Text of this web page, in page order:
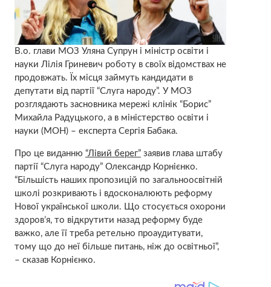
В.о. глави МОЗ Уляна Супрун і міністр освіти і
науки Лілія Гриневич роботу в своїх відомствах не
продовжать. Їх місця займуть кандидати в
депутати від партії “Слуга народу”. У МОЗ
розглядають засновника мережі клінік “Борис”
Михайла Радуцького, а в міністерство освіти і
науки (МОН) – експерта Сергія Бабака.
Про це виданню “Лівий берег”заявив глава штабу
партії “Слуга народу” Олександр Корнієнко.
“Більшість наших пропозицій по загальноосвітній
школі розкривають і вдосконалюють реформу
Нової української школи. Що стосується охорони
здоров’я, то відкрутити назад реформу буде
важко, але її треба ретельно проаудитувати,
тому що до неї більше питань, ніж до освітньої”,
– сказав Корнієнко.